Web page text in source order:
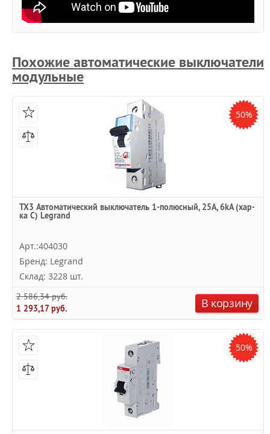
Похожие автоматические выключатели
модульные
50%
TX3 Автоматический выключатель 1-полюсный, 25А, 6kА (хар-
ка C) Legrand
Арт.:404030
Бренд: Legrand
Склад: 3228 шт.
2 586,34 руб.
1 293,17 руб.
В корзину
50%